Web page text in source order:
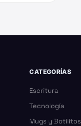
CATEGORÍAS
Escritura
Tecnología
Mugs y Botilitos